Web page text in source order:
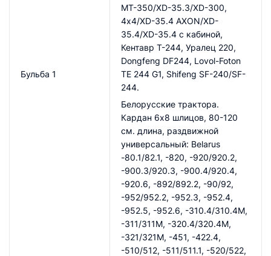
Бульба 1
MT-350/XD-35.3/XD-300,
4х4/XD-35.4 AXON/XD-
35.4/XD-35.4 с кабиной,
Кентавр Т-244, Уралец 220,
Dongfeng DF244, Lovol-Foton
TE 244 G1, Shifeng SF-240/SF-
244.
Белорусские трактора.
Кардан 6х8 шлицов, 80-120
см. длина, раздвижной
универсальный: Belarus
-80.1/82.1, -820, -920/920.2,
-900.3/920.3, -900.4/920.4,
-920.6, -892/892.2, -90/92,
-952/952.2, -952.3, -952.4,
-952.5, -952.6, -310.4/310.4М,
-311/311M, -320.4/320.4М,
-321/321М, -451, -422.4,
-510/512, -511/511.1, -520/522,